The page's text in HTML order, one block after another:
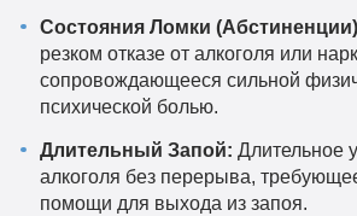
Состояния Ломки
резком отказе от алкоголя или
сопровождающееся сильной
психической болью.
Длительный Запой: Длительное
алкоголя без перерыва,
помощи для выхода из запоя.